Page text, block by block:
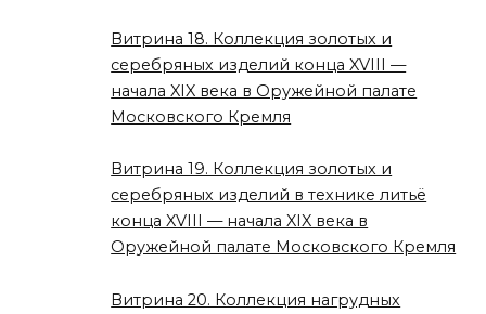
Витрина 18. Коллекция золотых и
серебряных изделий конца XVIII —
начала XIX века в Оружейной палате
Московского Кремля
Витрина 19. Коллекция золотых и
серебряных изделий в технике литьё
конца XVIII — начала XIX века в
Оружейной палате Московского Кремля
Витрина 20. Коллекция нагрудных